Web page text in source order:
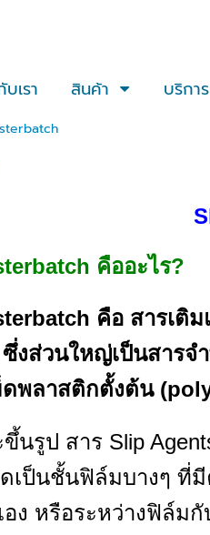
เรา สินค้า บริการ
คืออะไร?
คือ สารเติ
งส่วนใหญ่เป็นสารจ
ดพลาสติกตั้งต้น
นรูป สาร Slip
เป็นชั้นฟิล์มบางๆ
หรือระหว่างฟิล์ม